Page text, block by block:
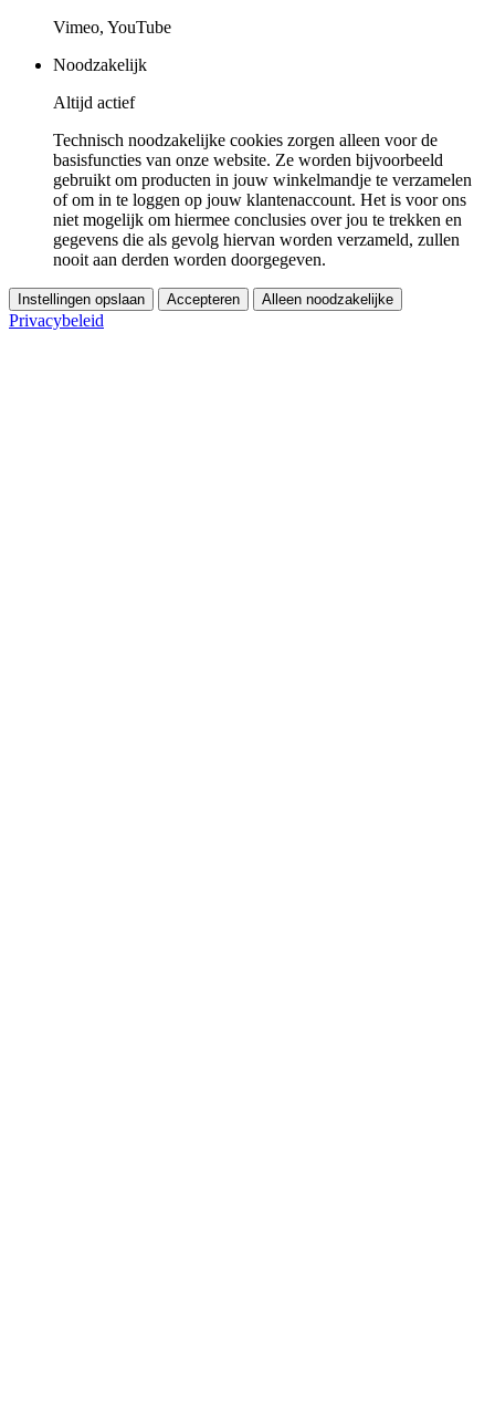
Vimeo, YouTube
Noodzakelijk
Altijd actief
Technisch noodzakelijke cookies zorgen alleen voor de
basisfuncties van onze website. Ze worden bijvoorbeeld
gebruikt om producten in jouw winkelmandje te verzamelen
of om in te loggen op jouw klantenaccount. Het is voor ons
niet mogelijk om hiermee conclusies over jou te trekken en
gegevens die als gevolg hiervan worden verzameld, zullen
nooit aan derden worden doorgegeven.
Instellingen opslaan Accepteren Alleen noodzakelijke
Privacybeleid